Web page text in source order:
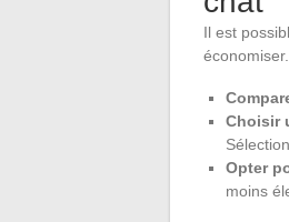
Il est
économiser.
Choisir
Opter
moins